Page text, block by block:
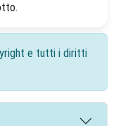
e tutti i diritti